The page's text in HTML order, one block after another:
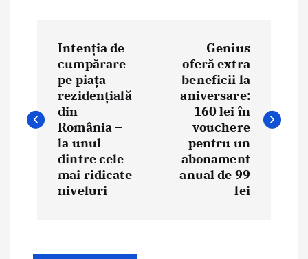
i
Intenția de
cumpărare
pe piața
rezidențială
din
România –
la unul
dintre cele
mai ridicate
niveluri
Genius
oferă extra
beneficii la
aniversare:
160 lei în
vouchere
pentru un
abonament
anual de 99
lei